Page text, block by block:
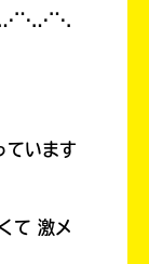
います
て 激メ